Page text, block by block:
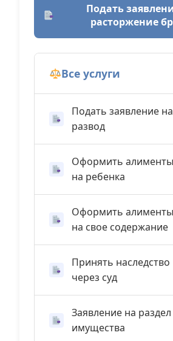
Подать
расторжение
Все услуги
Подать заявление на
развод
Оформить алименты
на ребенка
Оформить алименты
на свое содержание
Принять наследство
через суд
Заявление на раздел
имущества